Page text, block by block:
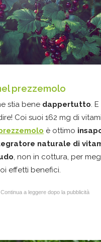
prezzemolo
stia bene dappertutto.
Coi suoi 162 mg di
è ottimo
naturale di
, non in cottura, per
effetti benefici.
Continua a leggere dopo la pubblicità